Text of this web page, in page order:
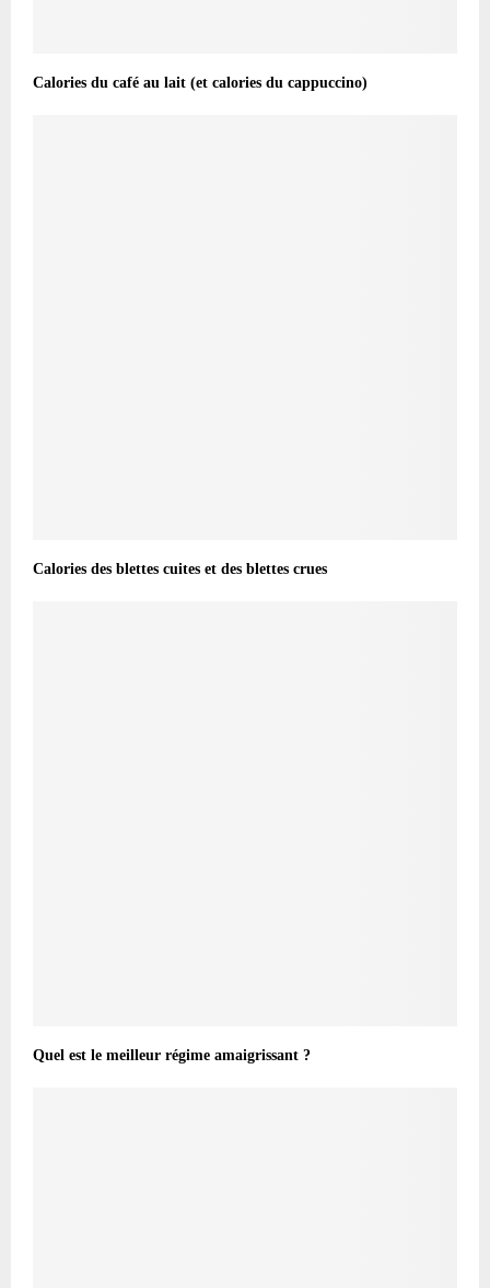
Calories du café au lait (et calories du cappuccino)
Calories des blettes cuites et des blettes crues
Quel est le meilleur régime amaigrissant ?